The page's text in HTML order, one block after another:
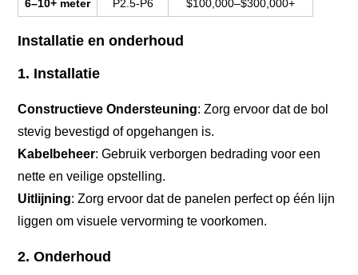
6–10+ meter P2.5-P6 $100,000–$300,000+
Installatie en onderhoud
1. Installatie
Constructieve Ondersteuning: Zorg ervoor dat de bol
stevig bevestigd of opgehangen is.
Kabelbeheer: Gebruik verborgen bedrading voor een
nette en veilige opstelling.
Uitlijning: Zorg ervoor dat de panelen perfect op één lijn
liggen om visuele vervorming te voorkomen.
2. Onderhoud